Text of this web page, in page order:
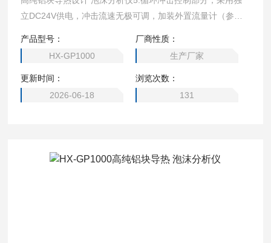
立DC24V供电，冲击流速无极可调，加装外置流量计（参考
为高纯铝块导热设计，后期可更换方便匹配不同测试桶。 7.
该设计具有导热迅速，混液速度快特点。 8.控制元器件直接
安装在前面板上，更直观。 9.不锈钢冲击水嘴可更换不同喷
头，模拟不同工况，透明测试桶标有容量刻度更容易记录各种
产品型号：
HX-GP1000
厂商性质：
生产厂家
更新时间：
2026-06-18
浏览次数：
131